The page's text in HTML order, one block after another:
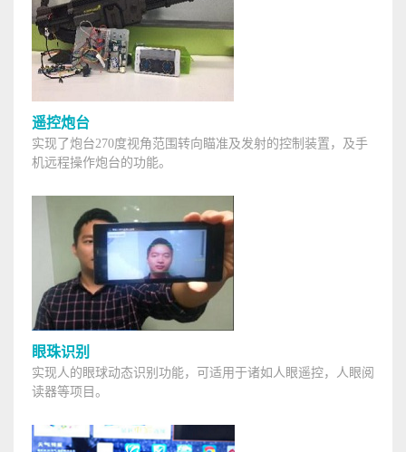
遥控炮台
实现了炮台270度视角范围转向瞄准及发射的控制装置，及手
机远程操作炮台的功能。
眼珠识别
实现人的眼球动态识别功能，可适用于诸如人眼遥控，人眼阅
读器等项目。